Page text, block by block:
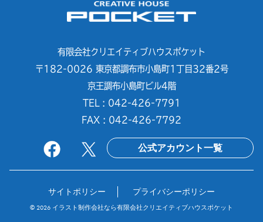
有限会社クリエイティブハウスポケット
〒182-0026 東京都調布市小島町1丁目32番2号
京王調布小島町ビル4階
TEL : 042-426-7791
FAX : 042-426-7792
公式アカウント一覧
サイトポリシー プライバシーポリシー
© 2026 イラスト制作会社なら有限会社クリエイティブハウスポケット